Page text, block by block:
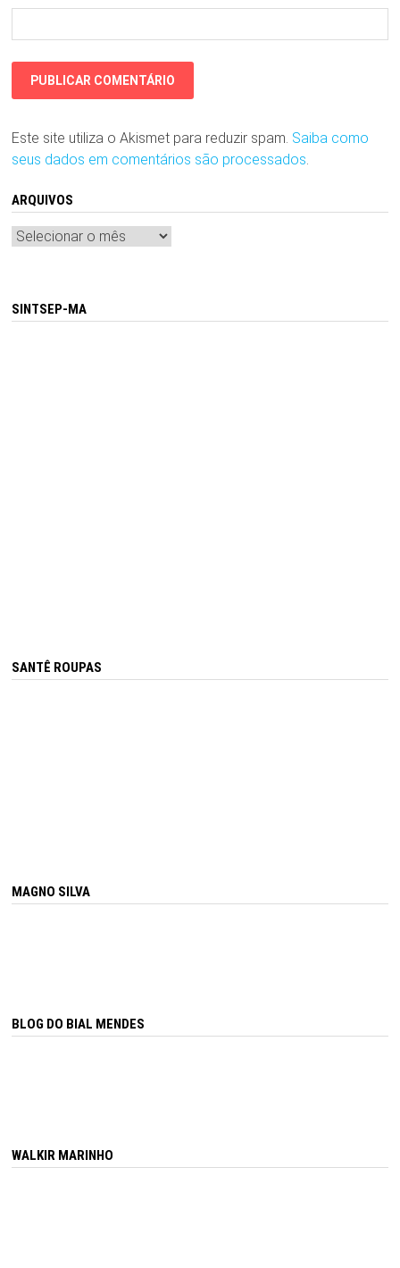
Este site utiliza o Akismet para reduzir spam. Saiba como
seus dados em comentários são processados
ARQUIVOS
Arquivos
SINTSEP-MA
SANTÊ ROUPAS
MAGNO SILVA
BLOG DO BIAL MENDES
WALKIR MARINHO